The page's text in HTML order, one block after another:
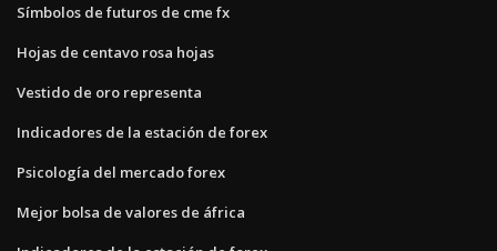
Símbolos de futuros de cme fx
Hojas de centavo rosa hojas
Vestido de oro representa
Indicadores de la estación de forex
Psicología del mercado forex
Mejor bolsa de valores de áfrica